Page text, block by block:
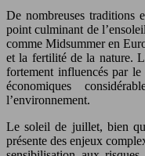
De nombreuses traditions
point culminant de
comme Midsummer en
et la fertilité de la nature.
fortement influencés par
économiques
l’environnement.
Le soleil de juillet, bien
présente des enjeux